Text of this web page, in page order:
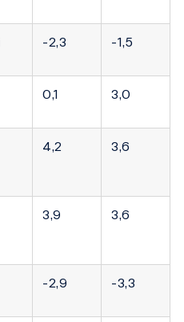
-2,3 -1,5
0,1 3,0
4,2 3,6
3,9 3,6
-2,9 -3,3